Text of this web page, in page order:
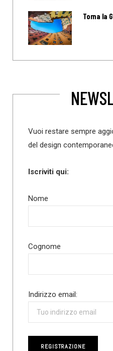
Torna la
Vuoi restare sempre
del design
Iscriviti qui:
Nome
Cognome
Indirizzo email: